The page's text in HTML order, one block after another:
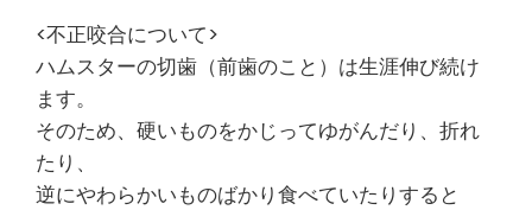
<不正咬合について>
ハムスターの切歯（前歯のこと）は生涯伸び続け
ます。
そのため、硬いものをかじってゆがんだり、折れ
たり、
逆にやわらかいものばかり食べていたりすると